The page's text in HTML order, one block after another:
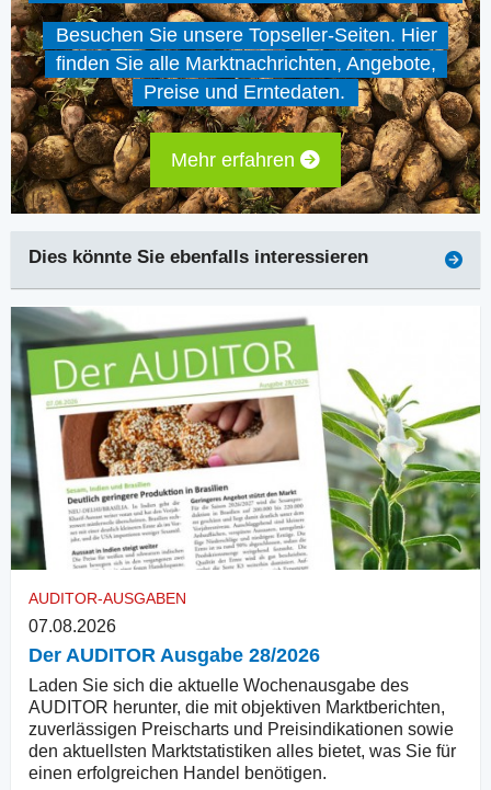
Besuchen Sie unsere Topseller-Seiten. Hier
finden Sie alle Marktnachrichten, Angebote,
Preise und Erntedaten.
Mehr erfahren
Dies könnte Sie ebenfalls interessieren
AUDITOR-AUSGABEN
07.08.2026
Der AUDITOR Ausgabe 28/2026
Laden Sie sich die aktuelle Wochenausgabe des
AUDITOR herunter, die mit objektiven Marktberichten,
zuverlässigen Preischarts und Preisindikationen sowie
den aktuellsten Marktstatistiken alles bietet, was Sie für
einen erfolgreichen Handel benötigen.